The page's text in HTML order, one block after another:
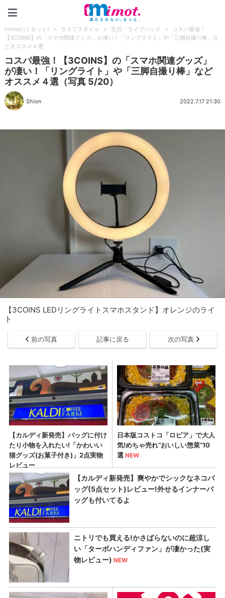
mimot.(ミモット) > ライフスタイル > 生活・ライフハック >
コスパ最強！
【3COINS】の「スマホ関連グッズ」が凄い！「リングライト」や「三脚自撮り棒」な
どオススメ４選
コスパ最強！【3COINS】の「スマホ関連グッズ」
が凄い！「リングライト」や「三脚自撮り棒」など
オススメ４選（写真 5/20）
Shion 2022.7.17 21:30
【3COINS LEDリングライトスマホスタンド】オレンジのライ
ト
前の写真 記事に戻る 次の写真